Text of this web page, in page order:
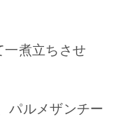
一煮立ちさせ
パルメザンチー